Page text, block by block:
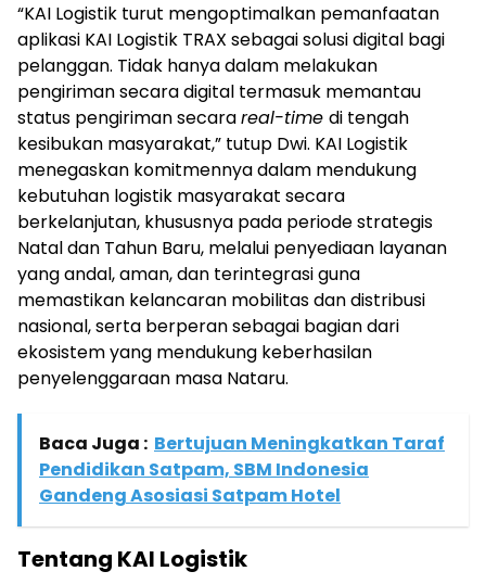
“KAI Logistik turut mengoptimalkan pemanfaatan
aplikasi KAI Logistik TRAX sebagai solusi digital bagi
pelanggan. Tidak hanya dalam melakukan
pengiriman secara digital termasuk memantau
status pengiriman secarareal-time di tengah
kesibukan masyarakat,” tutup Dwi. KAI Logistik
menegaskan komitmennya dalam mendukung
kebutuhan logistik masyarakat secara
berkelanjutan, khususnya pada periode strategis
Natal dan Tahun Baru, melalui penyediaan layanan
yang andal, aman, dan terintegrasi guna
memastikan kelancaran mobilitas dan distribusi
nasional, serta berperan sebagai bagian dari
ekosistem yang mendukung keberhasilan
penyelenggaraan masa Nataru.
Baca Juga : Bertujuan Meningkatkan Taraf
Pendidikan Satpam, SBM Indonesia
Gandeng Asosiasi Satpam Hotel
Tentang KAI Logistik